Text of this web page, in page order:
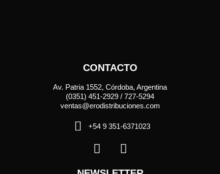
CONTACTO
Av. Patria 1552, Córdoba, Argentina
(0351) 451-2929 / 727-5294
ventas@erodistribuciones.com
+54 9 351-6371023